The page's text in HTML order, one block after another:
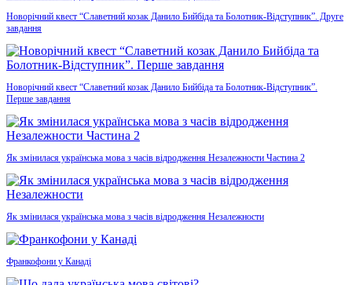
Новорічний квест “Славетний козак Данило Бийбіда та Болотник-Відступник”. Друге
завдання
Новорічний квест “Славетний козак Данило Бийбіда та Болотник-Відступник”.
Перше завдання
Як змінилася українська мова з часів відродження Незалежности Частина 2
Як змінилася українська мова з часів відродження Незалежности
Франкофони у Канаді